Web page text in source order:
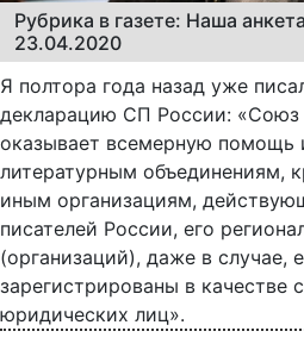
Рубрика в газете: Наша
23.04.2020
Я полтора года назад уже
декларацию СП России: «Союз
оказывает всемерную помощь
литературным объединениям,
иным организациям,
писателей России, его
(организаций), даже в случае,
зарегистрированы в качестве
юридических лиц».